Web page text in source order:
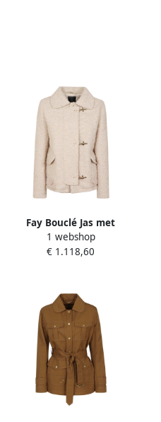
Fay Bouclé Jas met
Gewatteerde Voering Beige
Dames
1 webshop
€ 1.118,60